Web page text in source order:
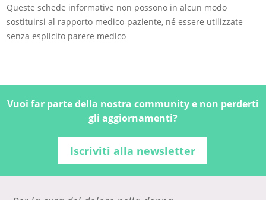
Queste schede informative non possono in alcun modo
sostituirsi al rapporto medico-paziente, né essere utilizzate
senza esplicito parere medico
Vuoi far parte della nostra community e non perderti
gli aggiornamenti?
Iscriviti alla newsletter